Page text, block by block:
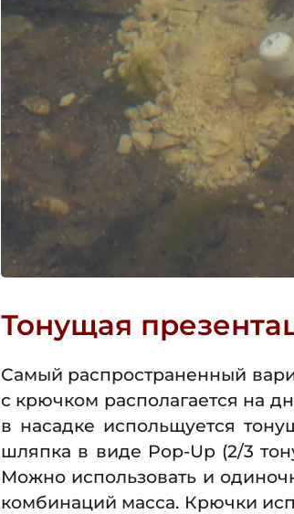
Тонущая
Самый распространенный
с крючком располагается на
в насадке испольщуется
шляпка в виде Pop-Up (2/3
Можно использовать и
комбинаций масса. Крючки